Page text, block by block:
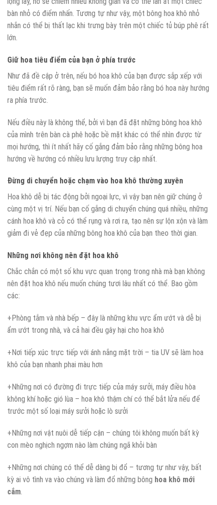
bàn nhỏ có điểm nhấn. Tương tự như vậy, một bông hoa khô nhỏ
nhắn có thể bị thất lạc khi trưng bày trên một chiếc tủ búp phê rất
lớn.
Giữ hoa tiêu điểm của bạn ở phía trước
Như đã đề cập ở trên, nếu bó hoa khô của bạn được sắp xếp với
tiêu điểm rất rõ ràng, bạn sẽ muốn đảm bảo rằng bó hoa này hướng
ra phía trước.
Nếu điều này là không thể, bởi vì bạn đã đặt những bông hoa khô
của mình trên bàn cà phê hoặc bề mặt khác có thể nhìn được từ
mọi hướng, thì ít nhất hãy cố gắng đảm bảo rằng những bông hoa
hướng về hướng có nhiều lưu lượng truy cập nhất.
Đừng di chuyển hoặc chạm vào hoa khô thường xuyên
Hoa khô dễ bị tác động bởi ngoại lực, vì vậy bạn nên giữ chúng ở
cùng một vị trí. Nếu bạn cố gắng di chuyển chúng quá nhiều, những
cánh hoa khô và cỏ có thể rụng và rơi ra, tạo nên sự lộn xộn và làm
giảm đi vẻ đẹp của những bông hoa khô của bạn theo thời gian.
Những nơi không nên đặt hoa khô
Chắc chắn có một số khu vực quan trọng trong nhà mà bạn không
nên đặt hoa khô nếu muốn chúng tươi lâu nhất có thể. Bao gồm
các:
+Phòng tắm và nhà bếp – đây là những khu vực ẩm ướt và dễ bị
ẩm ướt trong nhà, và cả hai đều gây hại cho hoa khô
+Nơi tiếp xúc trực tiếp với ánh nắng mặt trời – tia UV sẽ làm hoa
khô của bạn nhanh phai màu hơn
+Những nơi có đường đi trực tiếp của máy sưởi, máy điều hòa
không khí hoặc gió lùa – hoa khô thậm chí có thể bắt lửa nếu để
trước một số loại máy sưởi hoặc lò sưởi
+Những nơi vật nuôi dễ tiếp cận – chúng tôi không muốn bất kỳ
con mèo nghịch ngợm nào làm chúng ngã khỏi bàn
+Những nơi chúng có thể dễ dàng bị đổ – tương tự như vậy, bất
kỳ ai vô tình va vào chúng và làm đổ những bông hoa khô mới
cắm.